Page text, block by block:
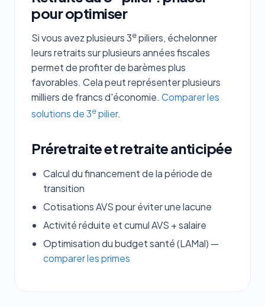
pour optimiser
Si vous avez plusieurs 3epiliers, échelonner
leurs retraits sur plusieurs années fiscales
permet de profiter de barèmes plus
favorables. Cela peut représenter plusieurs
milliers de francs d'économie. Comparer les
solutions de 3epilier.
Préretraite et retraite anticipée
Calcul du financement de la période de
transition
Cotisations AVS pour éviter une lacune
Activité réduite et cumul AVS + salaire
Optimisation du budget santé (LAMal) —
comparer les primes